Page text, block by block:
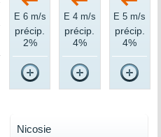
E 6 m/s
précip.
2%
E 4 m/s
précip.
4%
E 5 m/s
précip.
4%
Nicosie